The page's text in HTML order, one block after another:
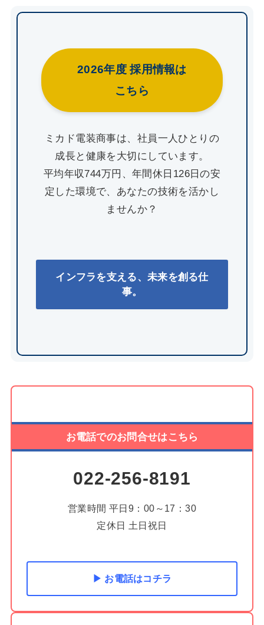
2026年度 採用情報は
こちら
ミカド電装商事は、社員一人ひとりの
成長と健康を大切にしています。
平均年収744万円、年間休日126日の安
定した環境で、あなたの技術を活かし
ませんか？
インフラを支える、未来を創る仕
事。
お電話でのお問合せはこちら
022-256-8191
営業時間 平日9：00～17：30
定休日 土日祝日
▶ お電話はコチラ